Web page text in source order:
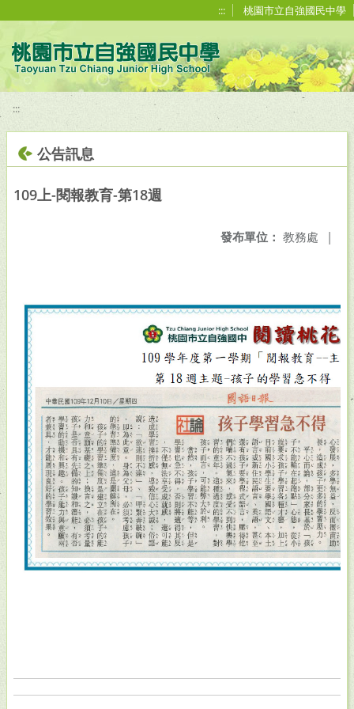
::: 桃園市立自強國民中學
:::
公告訊息
109上-閱報教育-第18週
發布單位： 教務處 |